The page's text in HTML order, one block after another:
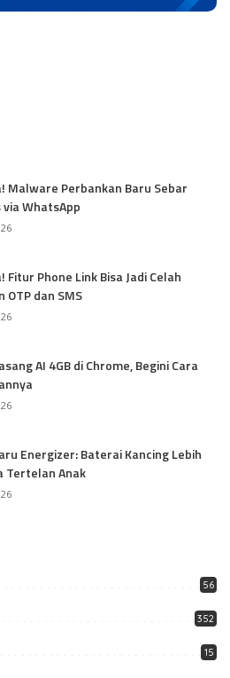
Malware Perbankan Baru Sebar
WhatsApp
Fitur Phone Link Bisa Jadi Celah
OTP dan SMS
AI 4GB di Chrome, Begini Cara
Energizer: Baterai Kancing Lebih
Tertelan Anak
56
352
15